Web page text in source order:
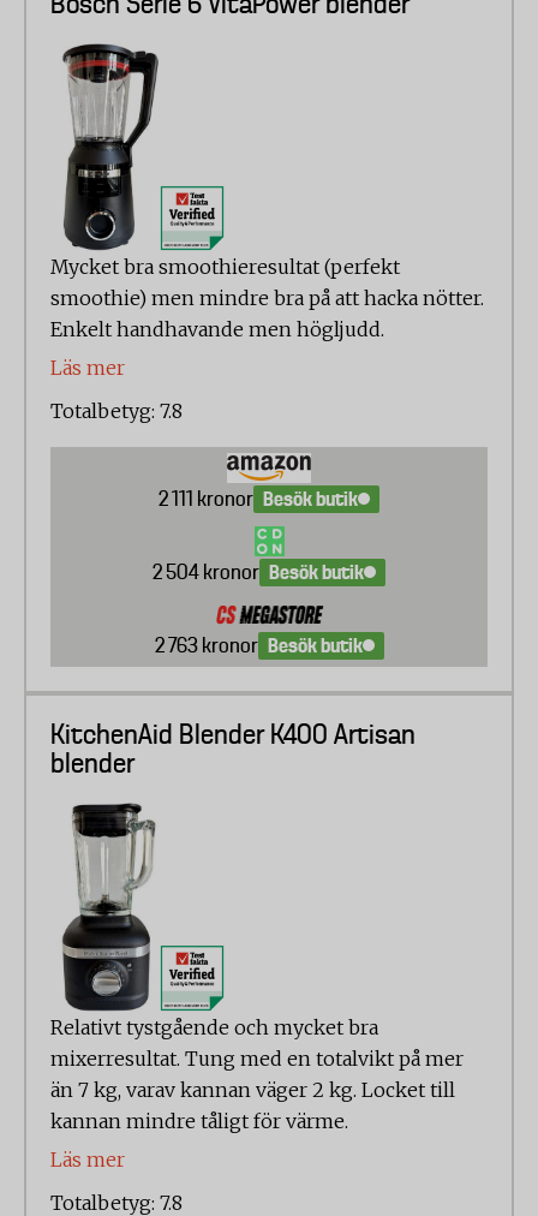
Uthållighet 20%
Bullernivå 10%
Betygsättningen går från 1 till 10 där 10 är bäst.
Betyg under 6,0 har bara utdelats för resultat som
bedömts som dåliga eller avsevärt sämre än vad
man kan förvänta sig av den här typen av produkt.
Mycket bra smoothieresultat (perfekt
smoothie) men mindre bra på att hacka nötter.
Enkelt handhavande men högljudd.
Läs mer
Totalbetyg: 7.8
2 111 kronor Besök butik
2 504 kronor Besök butik
2 763 kronor Besök butik
KitchenAid Blender K400 Artisan
blender
Relativt tystgående och mycket bra
mixerresultat. Tung med en totalvikt på mer
än 7 kg, varav kannan väger 2 kg. Locket till
kannan mindre tåligt för värme.
Läs mer
Totalbetyg: 7.8